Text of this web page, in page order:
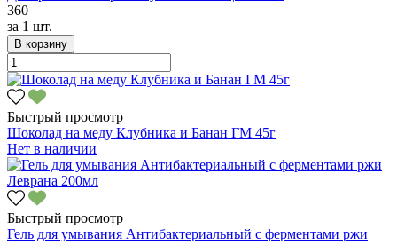
360
за 1 шт.
В корзину
Быстрый просмотр
Шоколад на меду Клубника и Банан ГМ 45г
Нет в наличии
Быстрый просмотр
Гель для умывания Антибактериальный с ферментами ржи